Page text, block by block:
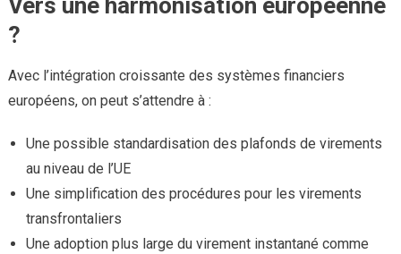
Vers une harmonisation européenne
?
Avec l’intégration croissante des systèmes financiers
européens, on peut s’attendre à :
Une possible standardisation des plafonds de virements
au niveau de l’UE
Une simplification des procédures pour les virements
transfrontaliers
Une adoption plus large du virement instantané comme